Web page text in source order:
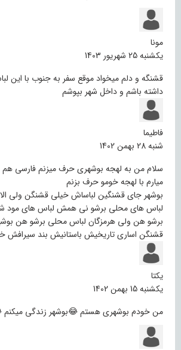
مونا
یکشنبه 25 شهریور 1403
قشنگه و دلم میخواد موقع سفر به جنوب با این
داشته باشم و داخل شهر بپوشم
فاطیما
شنبه 28 بهمن 1402
سلام من به لهجه بوشهری حرف میزنم فارسی
میارم با لهجه خومو حرف بزنم
بوشهر جای قشنگین لباساش خیلی قشنگن ولی
لباس های محلی برشو نی همش لباس های مود
برشو هن ولی هرمزگان لباس محلی برشو هن
قشنگن اساری تاریخیش باستانیش بند سیرافش
یکتا
یکشنبه 15 بهمن 1402
من خودم بوشهری هستم 😂بوشهر زندگی میکنم